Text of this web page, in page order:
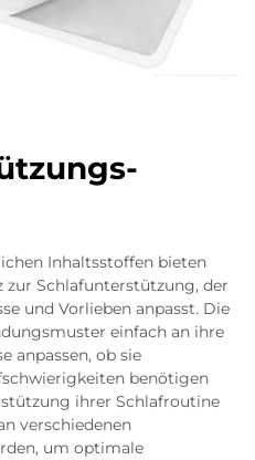
Inhaltsstoffen bieten
zur Schlafunterstützung, der
und Vorlieben anpasst. Die
einfach an ihre
anpassen, ob sie
benötigen
ihrer Schlafroutine
verschiedenen
um optimale